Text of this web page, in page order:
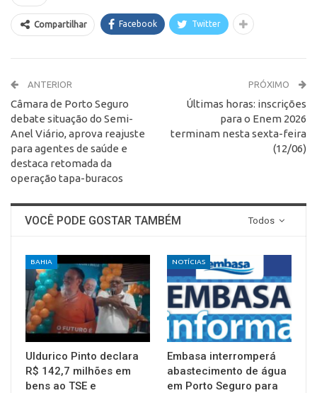
Compartilhar Facebook Twitter
ANTERIOR
Câmara de Porto Seguro
debate situação do Semi-
Anel Viário, aprova reajuste
para agentes de saúde e
destaca retomada da
operação tapa-buracos
PRÓXIMO
Últimas horas: inscrições
para o Enem 2026
terminam nesta sexta-feira
(12/06)
Todos
VOCÊ PODE GOSTAR TAMBÉM
BAHIA
Uldurico Pinto declara
R$ 142,7 milhões em
bens ao TSE e
NOTÍCIAS
Embasa interromperá
abastecimento de água
em Porto Seguro para